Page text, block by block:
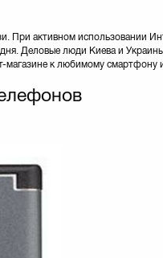
При активном использовании
Деловые люди Киева и
магазине к любимому смартфону